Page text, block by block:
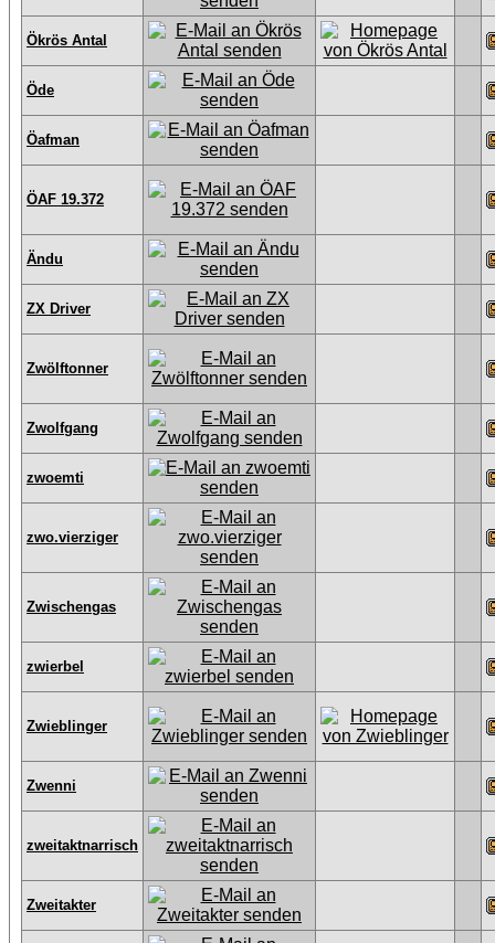
Ökrös Antal
Öde
Öafman
ÖAF 19.372
Ändu
ZX Driver
Zwölftonner
Zwolfgang
zwoemti
zwo.vierziger
Zwischengas
zwierbel
Zwieblinger
Zwenni
zweitaktnarrisch
Zweitakter